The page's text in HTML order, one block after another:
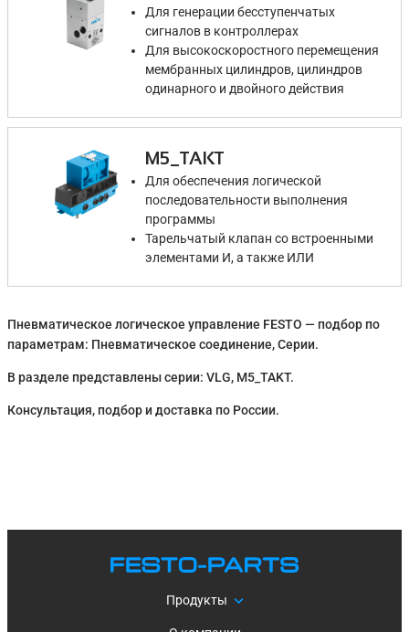
Для генерации бесступенчатых
сигналов в контроллерах
Для высокоскоростного перемещения
мембранных цилиндров, цилиндров
одинарного и двойного действия
M5_TAKT
Для обеспечения логической
последовательности выполнения
программы
Тарельчатый клапан со встроенными
элементами И, а также ИЛИ
Пневматическое логическое управление FESTO — подбор по
параметрам: Пневматическое соединение, Серии.
В разделе представлены серии: VLG, M5_TAKT.
Консультация, подбор и доставка по России.
Продукты